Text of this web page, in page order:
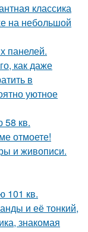
классика
на небольшой
панелей.
как даже
в
уютное
58 кв.
отмоете!
и живописи.
101 кв.
и её тонкий,
знакомая